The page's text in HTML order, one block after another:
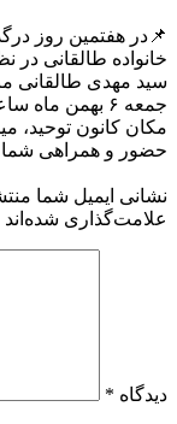
📌در هفتمین روز
خانواده طالقانی
سید مهدی طالقانی
جمعه ۶ بهمن ماه ساعت ۱۵:۳۰
مکان کانون توحید،
حضور و همراهی شما
نشانی ایمیل شما
علامت‌گذاری شده‌اند
دیدگاه *